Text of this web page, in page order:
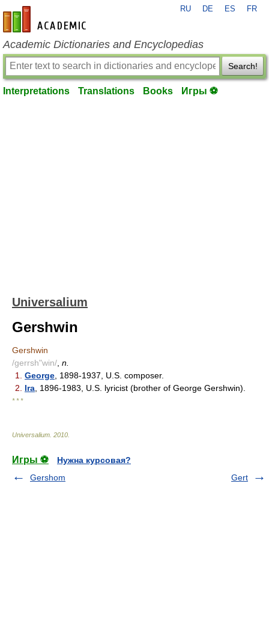
en-academic.com
RU DE ES FR
Academic Dictionaries and Encyclopedias
Search!
Interpretations Translations Books Игры ⚽
Universalium
Gershwin
Gershwin
/gerrsh"win/ n.
1.
George , 1898-1937, U.S. composer.
2.
Ira , 1896-1983, U.S. lyricist (brother of George Gershwin).
* * *
Universalium 2010
Игры ⚽
Нужна курсовая?
Gershom
Gert